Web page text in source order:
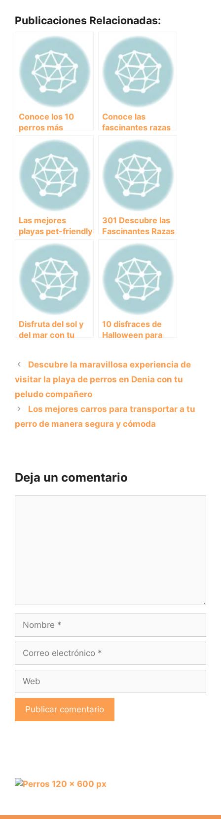
Publicaciones Relacionadas:
Conoce los 10
perros más
peligrosos del
mundo y la
importancia de su
socialización
Conoce las
fascinantes razas
de perro lobo y
descubre su lejano
parentesco con
los lobos salvajes
Las mejores
playas pet-friendly
para disfrutar con
tu perro
301 Descubre las
Fascinantes Razas
de Perros Lobos
que te
Sorprenderán
Disfruta del sol y
del mar con tu
Murcia
10 disfraces de
Halloween para
todos
Descubre la maravillosa experiencia de
visitar la playa de perros en Denia con tu
peludo compañero
Los mejores carros para transportar a tu
perro de manera segura y cómoda
Deja un comentario